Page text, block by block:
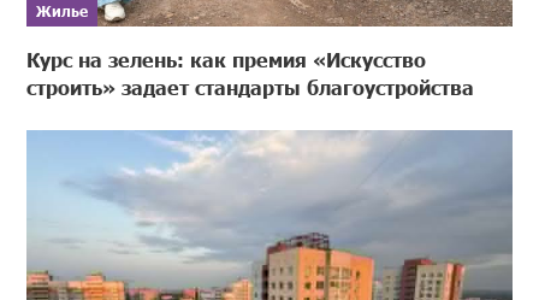
Жилье
Курс на зелень: как премия «Искусство
строить» задает стандарты благоустройства